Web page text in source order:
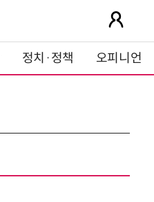
정치·정책 오피니언